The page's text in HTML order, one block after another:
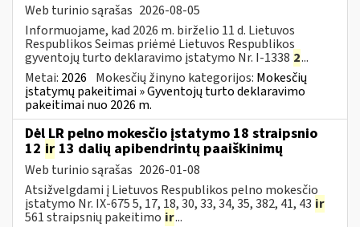
Web turinio sąrašas 2026-08-05
Informuojame, kad 2026 m. birželio 11 d. Lietuvos
Respublikos Seimas priėmė Lietuvos Respublikos
gyventojų turto deklaravimo įstatymo Nr. I-1338 2...
Metai: 2026 Mokesčių žinyno kategorijos: Mokesčių
įstatymų pakeitimai » Gyventojų turto deklaravimo
pakeitimai nuo 2026 m.
Dėl LR pelno mokesčio įstatymo 18 straipsnio
12 ir 13 dalių apibendrintų paaiškinimų
Web turinio sąrašas 2026-01-08
Atsižvelgdami į Lietuvos Respublikos pelno mokesčio
įstatymo Nr. IX-675 5, 17, 18, 30, 33, 34, 35, 382, 41, 43 ir
561 straipsnių pakeitimo ir...